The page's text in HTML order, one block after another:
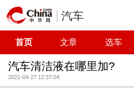
汽车
首页 文章 选车
汽车清洁液在哪里加?
2021-04-27 12:37:04